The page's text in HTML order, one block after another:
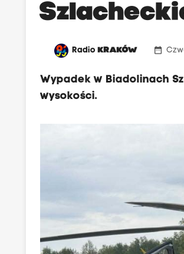
RadioKRAKÓW date_range
Wypadek w Biadolinach
wysokości.